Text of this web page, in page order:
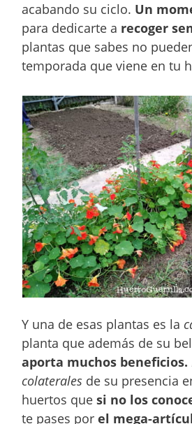
acabando su ciclo. Un
para dedicarte a recoger
plantas que sabes no
temporada que viene en tu
Y una de esas plantas es la
planta que además de su
aporta muchos beneficios.
colaterales de su presencia
huertos que si no los
te pases porel mega-